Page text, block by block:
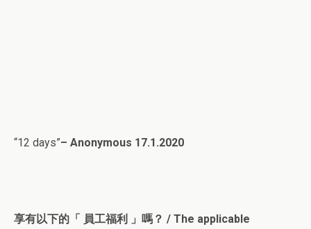
“12 days”– Anonymous 17.1.2020
享有以下的「 員工福利 」嗎？ / The applicable